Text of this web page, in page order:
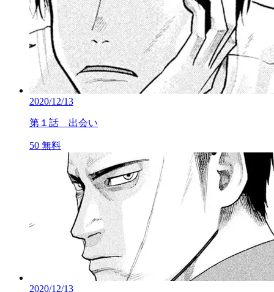
2020/12/13
第１話 出会い
50 無料
2020/12/13